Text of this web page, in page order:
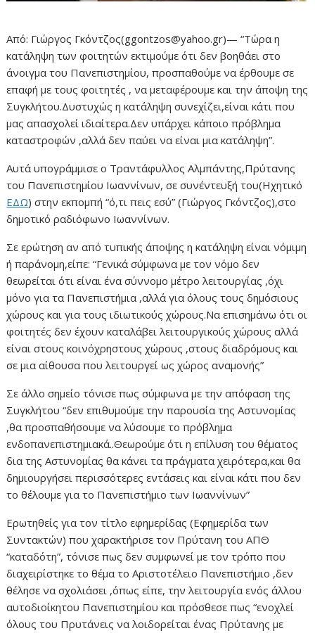
Από: Γιώργος Γκόντζος(ggontzos@yahoo.gr)— “Τώρα η
κατάληψη των φοιτητών εκτιμούμε ότι δεν βοηθάει στο
άνοιγμα του Πανεπιστημίου, προσπαθούμε να έρθουμε σε
επαφή με τους φοιτητές , να μεταφέρουμε και την άποψη της
Συγκλήτου.Δυστυχώς η κατάληψη συνεχίζει,είναι κάτι που
μας απασχολεί ιδιαίτερα.Δεν υπάρχει κάποιο πρόβλημα
καταστροφών ,αλλά δεν παύει να είναι μια κατάληψη”.
Αυτά υπογράμμισε ο Τραντάφυλλος Αλμπάντης,Πρύτανης
του Πανεπιστημίου Ιωαννίνων, σε συνέντευξή του(Ηχητικό
ΕΔΩ) στην εκπομπή “ό,τι πεις εσύ” (Γιώργος Γκόντζος),στο
δημοτικό ραδιόφωνο Ιωαννίνων.
Σε ερώτηση αν από τυπικής άποψης η κατάληψη είναι νόμιμη
ή παράνομη,είπε: “Γενικά σύμφωνα με τον νόμο δεν
θεωρείται ότι είναι ένα σύννομο μέτρο λειτουργίας ,όχι
μόνο για τα Πανεπιστήμια ,αλλά για όλους τους δημόσιους
χώρους και για τους ιδιωτικούς χώρους.Να επισημάνω ότι οι
φοιτητές δεν έχουν καταλάβει λειτουργικούς χώρους αλλά
είναι στους κοινόχρηστους χώρους ,στους διαδρόμους και
σε μια αίθουσα που λειτουργεί ως χώρος αναμονής”
Σε άλλο σημείο τόνισε πως σύμφωνα με την απόφαση της
Συγκλήτου “δεν επιθυμούμε την παρουσία της Αστυνομίας
,θα προσπαθήσουμε να λύσουμε το πρόβλημα
ενδοπανεπιστημιακά..Θεωρούμε ότι η επίλυση του θέματος
δια της Αστυνομίας θα κάνει τα πράγματα χειρότερα,και θα
δημιουργήσει περισσότερες εντάσεις και είναι κάτι που δεν
το θέλουμε για το Πανεπιστήμιο των Ιωαννίνων”
Ερωτηθείς για τον τίτλο εφημερίδας (Εφημερίδα των
Συντακτών) που χαρακτήρισε τον Πρύτανη του ΑΠΘ
“καταδότη”, τόνισε πως δεν συμφωνεί με τον τρόπο που
διαχειρίστηκε το θέμα το Αριστοτέλειο Πανεπιστήμιο ,δεν
θέλησε να σχολιάσει ,όπως είπε, την λειτουργία ενός άλλου
αυτοδιοίκητου Πανεπιστημίου και πρόσθεσε πως “ενοχλεί
όλους του Πρυτάνεις να λοιδορείται ένας Πρύτανης με